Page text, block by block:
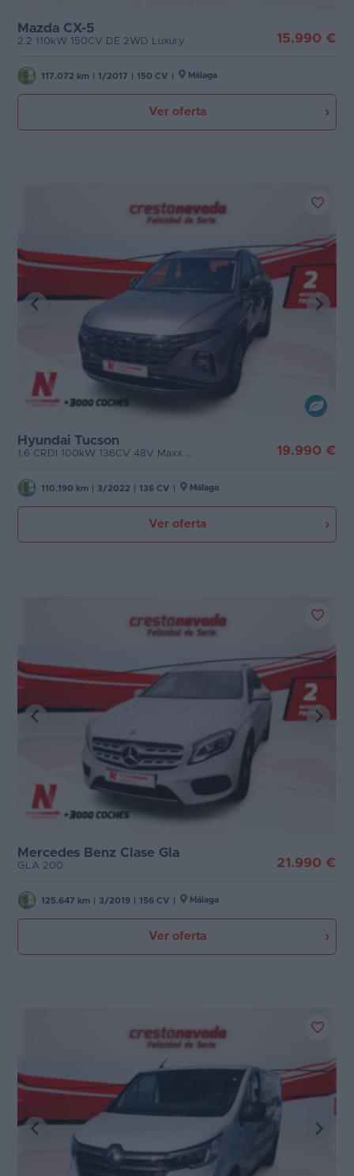
Mazda CX-5
2.2 110kW 150CV DE 2WD Luxury 15.990 €
117.072 km 1/2017 150 CV Málaga
Ver oferta
Hyundai Tucson
1.6 CRDI 100kW 136CV 48V Maxx DCT 19.990 €
110.190 km 3/2022 136 CV Málaga
Ver oferta
Mercedes Benz Clase Gla
GLA 200 21.990 €
125.647 km 3/2019 156 CV Málaga
Ver oferta